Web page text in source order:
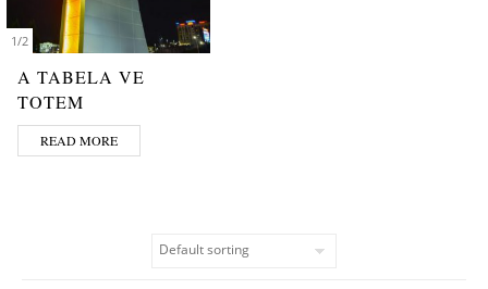
1/2
A TABELA VE
TOTEM
READ MORE